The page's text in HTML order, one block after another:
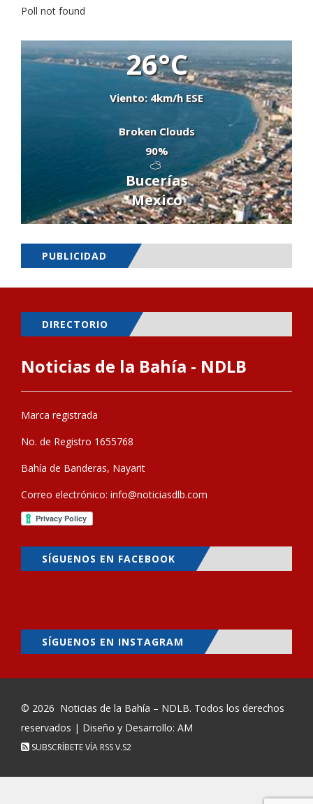
Poll not found
26°C
Viento: 4km/h ESE
Broken Clouds
90%
Bucerías
Mexico
PUBLICIDAD
DIRECTORIO
Noticias de la Bahía - NDLB
Marca registrada
No. de Registro 1655768
Bahía de Banderas, Nayarit
Correo electrónico: info@noticiasdlb.com
SÍGUENOS EN FACEBOOK
SÍGUENOS EN INSTAGRAM
© 2026 Noticias de la Bahía – NDLB. Todos los derechos
reservados | Diseño y Desarrollo: AM
SUBSCRÍBETE VÍA RSSV.S2